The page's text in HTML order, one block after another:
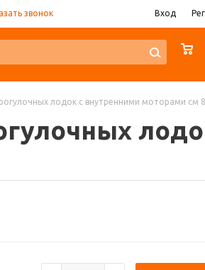
звонок Вход
лодок с внутренними моторами см